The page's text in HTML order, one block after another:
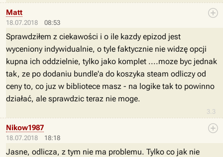
18.07.2018 08:53
3.3
Matt
Sprawdziłem z ciekawości i o ile kazdy epizod jest
wyceniony indywidualnie, o tyle faktycznie nie widzę opcji
kupna ich oddzielnie, tylko jako komplet ....moze byc jednak
tak, ze po dodaniu bundle'a do koszyka steam odliczy od
ceny to, co juz w bibliotece masz - na logike tak to powinno
działać, ale sprawdzic teraz nie moge.
18.07.2018 18:18
Nikow1987
Jasne, odlicza, z tym nie ma problemu. Tylko co jak nie